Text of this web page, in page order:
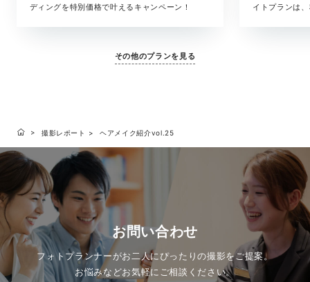
ディングを特別価格で叶えるキャンペーン！
イトプランは
その他のプランを見る
撮影レポート ヘアメイク紹介vol.25
お問い合わせ
フォトプランナーがお二人にぴったりの撮影をご提案。
お悩みなどお気軽にご相談ください。